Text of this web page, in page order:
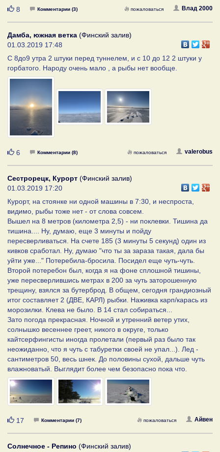
Нравится
8 Комментарии (3) Влад 2000
пожаловаться
Дамба, южная ветка (Финский залив)
01.03.2019 17:48
С 8до9 утра 2 штуки перед туннелем, и с 10 до 12 2 штуки у
горбатого. Народу очень мало , а рыбы нет вообще.
Нравится
6 Комментарии (8) valerobus
пожаловаться
Сестрорецк, Курорт (Финский залив)
01.03.2019 17:20
Курорт, на стоянке ни одной машины в 7:30, и неспроста,
видимо, рыбы тоже нет - от слова совсем.
Вышел на 8 метров (километра 2,5) - ни поклевки. Тишина да
тишина.... Ну, думаю, еще 3 минуты и пойду
пересверливаться. На счете 185 (3 минуты 5 секунд) один из
кивков сработал. Ну, думаю "что ты за зараза такая, дала бы
уйти уже..." Потеребила-бросила. Посидел еще чуть-чуть.
Второй потеребон был, когда я на фоне сплошной тишины,
уже пересверлившись метрах в 200 за чуть заторошенную
трещину, взялся за бутерброд. В общем, сегодня грандиозный
итог составляет 2 (ДВЕ, КАРЛ) рыбки. Наживка карп/карась из
морозилки. Клева не было. В 14 стал собираться...
Зато погода прекрасная. Ночной и утренний ветер утих,
солнышко весеннее греет, никого в округе, только
кайтсерфингисты иногда пролетали (первый раз было так
неожиданно, что я чуть с табуретки своей не упал...). Лед -
сантиметров 50, весь шнек. До половины сухой, дальше чуть
влажноватый. Выглядит более чем безопасно пока что.
Нравится
17 Комментарии (7) Айвен
пожаловаться
Солнечное - Репино (Финский залив)